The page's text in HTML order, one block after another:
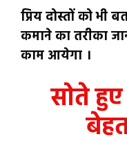
प्रिय दोस्तों को भी
कमाने का तरीका
काम आयेगा ।
सोते